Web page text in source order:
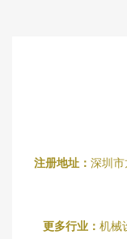
注册地址： 深圳
更多行业： 机械